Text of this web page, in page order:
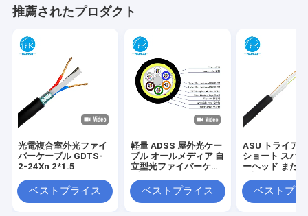
推薦されたプロダクト
光電複合室外光ファイ
バーケーブル GDTS-
2-24Xn 2*1.5
ベストプライス
軽量 ADSS 屋外光ケー
ブル オールメディア 自
立型光ファイバーケー
ベストプライス
ASU トライア
ショート スパ
ーヘッド また
ケーブル
ベストプラ